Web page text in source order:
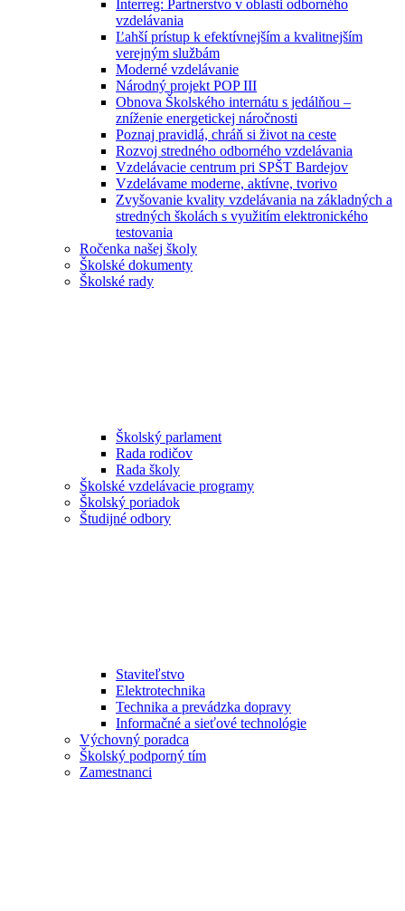
Interreg: Partnerstvo v oblasti odborného
vzdelávania
Ľahší prístup k efektívnejším a kvalitnejším
verejným službám
Moderné vzdelávanie
Národný projekt POP III
Obnova Školského internátu s jedálňou –
zníženie energetickej náročnosti
Poznaj pravidlá, chráň si život na ceste
Rozvoj stredného odborného vzdelávania
Vzdelávacie centrum pri SPŠT Bardejov
Vzdelávame moderne, aktívne, tvorivo
Zvyšovanie kvality vzdelávania na základných a
stredných školách s využitím elektronického
testovania
Ročenka našej školy
Školské dokumenty
Školské rady
Školský parlament
Rada rodičov
Rada školy
Školské vzdelávacie programy
Školský poriadok
Študijné odbory
Staviteľstvo
Elektrotechnika
Technika a prevádzka dopravy
Informačné a sieťové technológie
Výchovný poradca
Školský podporný tím
Zamestnanci